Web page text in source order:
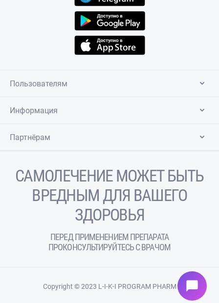
Пользователям
Информация
Партнёрам
САМОЛЕЧЕНИЕ МОЖЕТ БЫТЬ
ВРЕДНЫМ ДЛЯ ВАШЕГО
ЗДОРОВЬЯ
ПЕРЕД ПРИМЕНЕНИЕМ ПРЕПАРАТА
ПРОКОНСУЛЬТИРУЙТЕСЬ С ВРАЧОМ
Copyright © 2023 L-I-K-I PROGRAM PHARM chat_bubble